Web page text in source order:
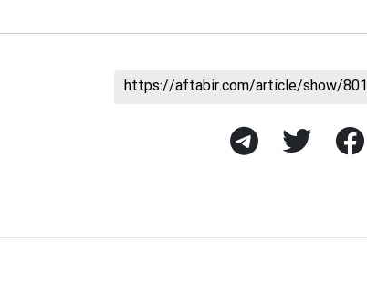
https://aftabir.com/article/show/801